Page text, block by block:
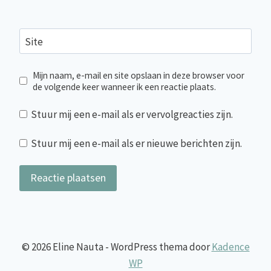
Site
Mijn naam, e-mail en site opslaan in deze browser voor
de volgende keer wanneer ik een reactie plaats.
Stuur mij een e-mail als er vervolgreacties zijn.
Stuur mij een e-mail als er nieuwe berichten zijn.
© 2026 Eline Nauta - WordPress thema doorKadence
WP